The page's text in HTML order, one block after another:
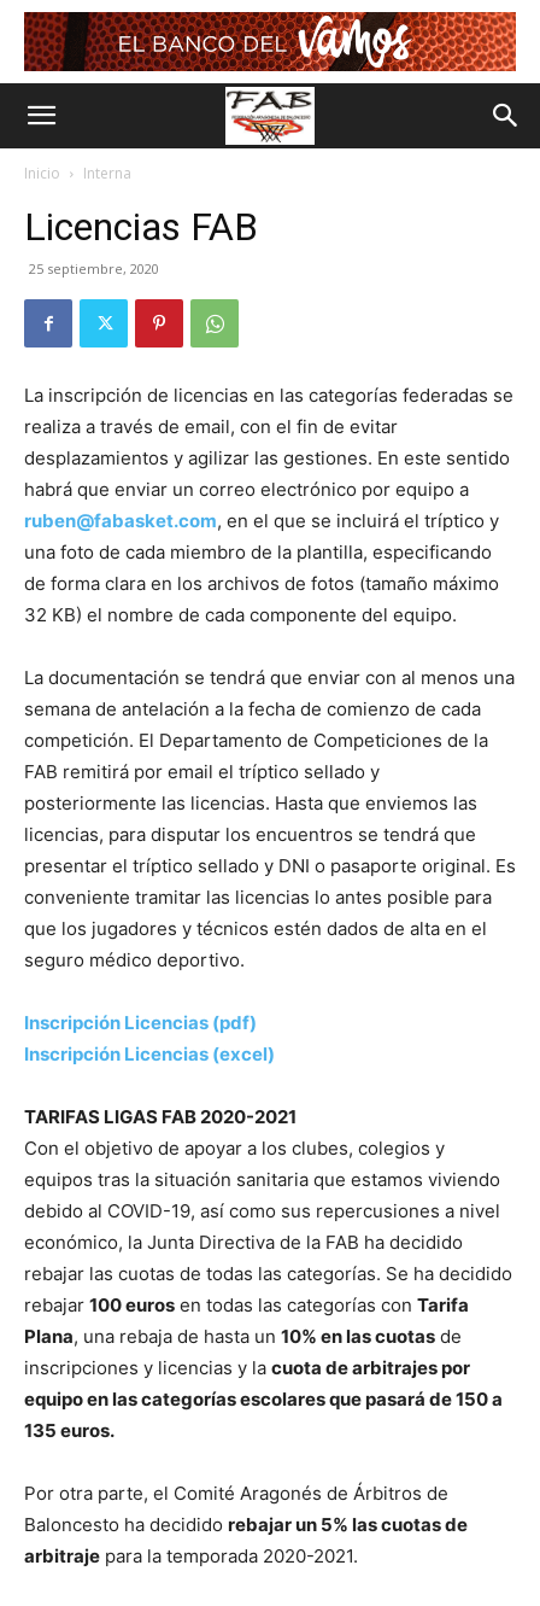
Inicio Interna
Licencias FAB
25 septiembre, 2020
La inscripción de licencias en las categorías federadas se
realiza a través de email, con el fin de evitar
desplazamientos y agilizar las gestiones. En este sentido
habrá que enviar un correo electrónico por equipo a
ruben@fabasket.com, en el que se incluirá el tríptico y
una foto de cada miembro de la plantilla, especificando
de forma clara en los archivos de fotos (tamaño máximo
32 KB) el nombre de cada componente del equipo.
La documentación se tendrá que enviar con al menos una
semana de antelación a la fecha de comienzo de cada
competición. El Departamento de Competiciones de la
FAB remitirá por email el tríptico sellado y
posteriormente las licencias. Hasta que enviemos las
licencias, para disputar los encuentros se tendrá que
presentar el tríptico sellado y DNI o pasaporte original. Es
conveniente tramitar las licencias lo antes posible para
que los jugadores y técnicos estén dados de alta en el
seguro médico deportivo.
Inscripción Licencias (pdf)
Inscripción Licencias (excel)
TARIFAS LIGAS FAB 2020-2021
Con el objetivo de apoyar a los clubes, colegios y
equipos tras la situación sanitaria que estamos viviendo
debido al COVID-19, así como sus repercusiones a nivel
económico, la Junta Directiva de la FAB ha decidido
rebajar las cuotas de todas las categorías. Se ha decidido
rebajar 100 euros en todas las categorías con Tarifa
Plana, una rebaja de hasta un 10% en las cuotas de
inscripciones y licencias y la cuota de arbitrajes por
equipo en las categorías escolares que pasará de 150 a
135 euros.
Por otra parte, el Comité Aragonés de Árbitros de
Baloncesto ha decidido rebajar un 5% las cuotas de
arbitraje para la temporada 2020-2021.